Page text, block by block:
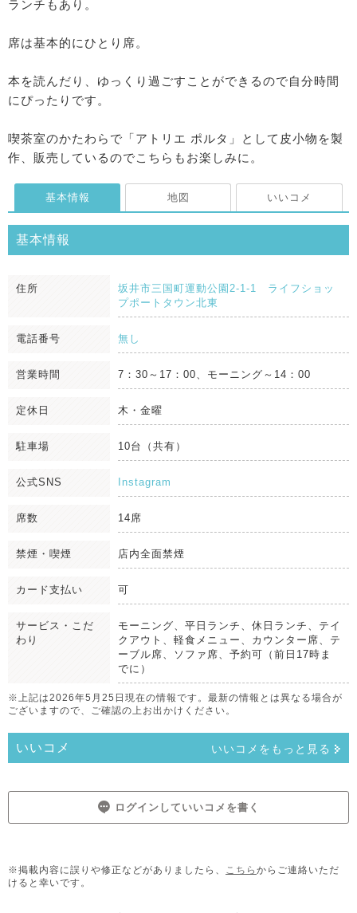
ランチもあり。
席は基本的にひとり席。
本を読んだり、ゆっくり過ごすことができるので自分時間
にぴったりです。
喫茶室のかたわらで「アトリエ ポルタ」として皮小物を製
作、販売しているのでこちらもお楽しみに。
基本情報 地図 いいコメ
基本情報
住所
坂井市三国町運動公園2-1-1 ライフショッ
プポートタウン北東
電話番号 無し
営業時間 7：30～17：00、モーニング～14：00
定休日 木・金曜
駐車場 10台（共有）
公式SNS Instagram
席数 14席
禁煙・喫煙 店内全面禁煙
カード支払い 可
サービス・こだ
わり
モーニング、平日ランチ、休日ランチ、テイ
クアウト、軽食メニュー、カウンター席、テ
ーブル席、ソファ席、予約可（前日17時ま
でに）
※上記は2026年5月25日現在の情報です。最新の情報とは異なる場合が
ございますので、ご確認の上お出かけください。
いいコメ いいコメをもっと見る
ログインしていいコメを書く
※掲載内容に誤りや修正などがありましたら、 こちら からご連絡いただ
けると幸いです。